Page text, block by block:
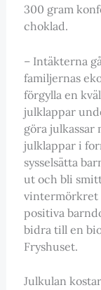
300 gram
choklad.
– Intäkterna
familjernas
förgylla en
julklappar
göra
julklappar i
sysselsätta
ut och bli
vintermörkret
positiva
bidra till en
Fryshuset.
Julkulan